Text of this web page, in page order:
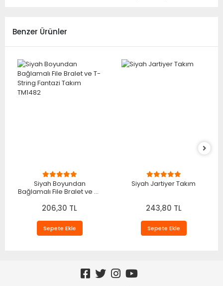
Benzer Ürünler
Siyah Boyundan
Bağlamalı File Bralet ve T-
TM1482
206,30 TL
Sepete Ekle
Siyah Jartiyer Takım
243,80 TL
Sepete Ekle